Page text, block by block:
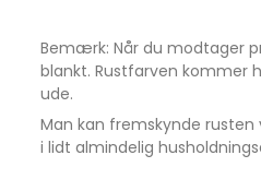
Bemærk: Når du modtager
blankt. Rustfarven kommer
ude.
Man kan fremskynde
i lidt almindelig